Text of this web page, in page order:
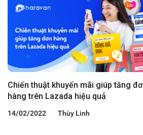
Chiến thuật khuyến mãi giúp tăng
hàng trên Lazada hiệu quả
14/02/2022 Thùy Linh